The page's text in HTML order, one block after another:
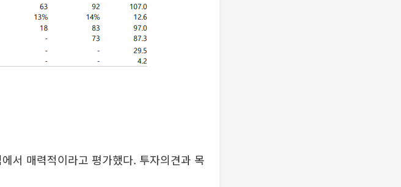
서 매력적이라고 평가했다. 투자의견과 목